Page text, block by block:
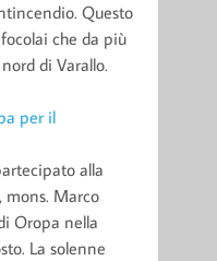
Questo
che da più
di Varallo.
per il
alla
mons. Marco
Oropa nella
La solenne